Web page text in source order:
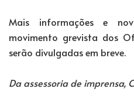
Mais informações e
movimento grevista dos
serão divulgadas em breve.
Da assessoria de imprensa,